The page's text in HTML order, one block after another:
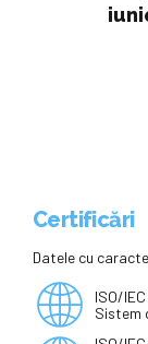
Certificări
Datele cu
ISO/
Sistem